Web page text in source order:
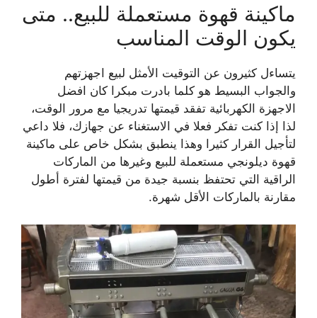
ماكينة قهوة مستعملة للبيع.. متى
يكون الوقت المناسب
يتساءل كثيرون عن التوقيت الأمثل لبيع اجهزتهم
والجواب البسيط هو كلما بادرت مبكرا كان افضل
الاجهزة الكهربائية تفقد قيمتها تدريجيا مع مرور الوقت،
لذا إذا كنت تفكر فعلا في الاستغناء عن جهازك، فلا داعي
لتأجيل القرار كثيرا وهذا ينطبق بشكل خاص على ماكينة
قهوة ديلونجي مستعملة للبيع وغيرها من الماركات
الراقية التي تحتفظ بنسبة جيدة من قيمتها لفترة أطول
مقارنة بالماركات الأقل شهرة.